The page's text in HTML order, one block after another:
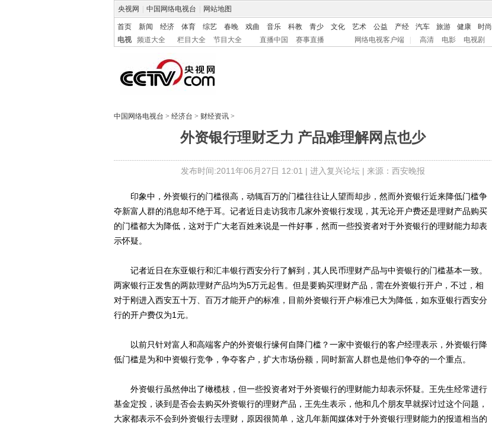
央视网 中国网络电视台 网站地图
首页 新闻 经济 体育 综艺 春晚 戏曲 音乐 科教 青少 文化 艺术 公益 产经 汽车 旅游 健康 时尚
电视
频道大全 栏目大全 节目大全 直播中国 赛事直播 网络电视客户端 高清 电影 电视剧
中国网络电视台 > 经济台 > 财经资讯 >
外资银行理财乏力 产品难理解网点也少
发布时间:2011年06月27日 12:01 | 进入复兴论坛| 来源：西安晚报
印象中，外资银行的门槛很高，动辄百万的门槛往往让人望而却步，然而外资银行近来降低门槛争
夺新富人群的消息却不绝于耳。记者近日走访我市几家外资银行发现，其无论开户费还是理财产品购买
的门槛都大为降低，这对于广大老百姓来说是一件好事，然而一些投资者对于外资银行的理财能力却表
示怀疑。
记者近日在东亚银行和汇丰银行西安分行了解到，其人民币理财产品与中资银行的门槛基本一致。
两家银行正发售的两款理财产品均为5万元起售。但是要购买理财产品，需在外资银行开户，不过，相
对于刚进入西安五十万、百万才能开户的标准，目前外资银行开户标准已大为降低，如东亚银行西安分
行的开户费仅为1元。
以前只针对富人和高端客户的外资银行缘何自降门槛？一家中资银行的客户经理表示，外资银行降
低门槛是为和中资银行竞争，争夺客户，扩大市场份额，同时新富人群也是他们争夺的一个重点。
外资银行虽然伸出了橄榄枝，但一些投资者对于外资银行的理财能力却表示怀疑。王先生经常进行
基金定投，谈到是否会去购买外资银行的理财产品，王先生表示，他和几个朋友早就探讨过这个问题，
大家都表示不会到外资银行去理财，原因很简单，这几年新闻媒体对于外资银行理财能力的报道相当的